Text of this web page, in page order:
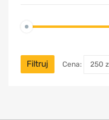
Filtruj Cena: 250